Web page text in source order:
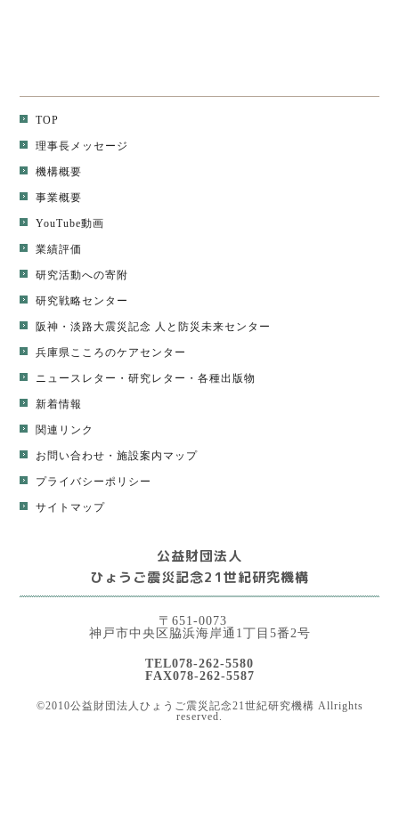
TOP
理事長メッセージ
機構概要
事業概要
YouTube動画
業績評価
研究活動への寄附
研究戦略センター
阪神・淡路大震災記念 人と防災未来センター
兵庫県こころのケアセンター
ニュースレター ・研究レター ・各種出版物
新着情報
関連リンク
お問い合わせ・施設案内マップ
プライバシーポリシー
サイトマップ
公益財団法人
ひょうご震災記念21世紀研究機構
〒651-0073
神戸市中央区脇浜海岸通1丁目5番2号
TEL078-262-5580
FAX078-262-5587
©2010公益財団法人ひょうご震災記念21世紀研究機構 Allrights
reserved.